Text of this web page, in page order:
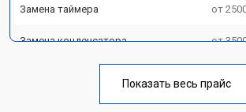
Замена таймера от
Замена конденсатора от
Ремонт платы управления
Замена лампочки от
Показать весь прайс